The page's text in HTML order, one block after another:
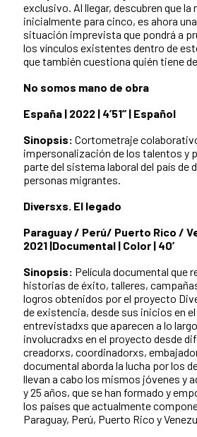
exclusivo. Al llegar, descubren que la
inicialmente para cinco, es ahora
situación imprevista que pondrá a
los vínculos existentes dentro de
que también cuestiona quién tiene
No somos mano de obra
España | 2022 | 4’51’’ | Español
Sinopsis: Cortometraje
impersonalización de los talentos y
parte del sistema laboral del país de
personas migrantes.
Diversxs. El legado
Paraguay / Perú/ Puerto Rico /
2021 |Documental | Color | 40’
Sinopsis: Película documental que
historias de éxito, talleres,
logros obtenidos por el proyecto
de existencia, desde sus inicios en el
entrevistadxs que aparecen a lo
involucradxs en el proyecto desde
creadorxs, coordinadorxs,
documental aborda la lucha por los
llevan a cabo los mismos jóvenes y
y 25 años, que se han formado y
los países que actualmente
Paraguay, Perú, Puerto Rico y